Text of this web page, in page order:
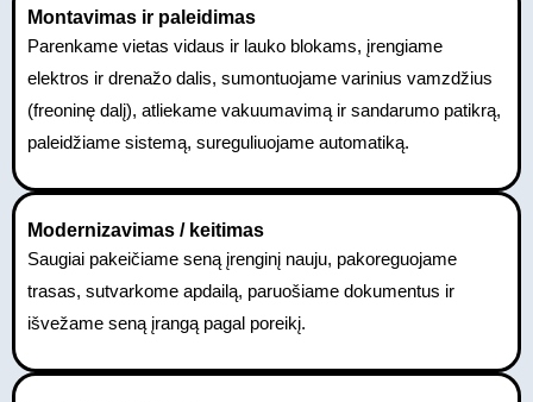
Montavimas ir paleidimas
Parenkame vietas vidaus ir lauko blokams, įrengiame
elektros ir drenažo dalis, sumontuojame varinius vamzdžius
(freoninę dalį), atliekame vakuumavimą ir sandarumo patikrą,
paleidžiame sistemą, sureguliuojame automatiką.
Modernizavimas / keitimas
Saugiai pakeičiame seną įrenginį nauju, pakoreguojame
trasas, sutvarkome apdailą, paruošiame dokumentus ir
išvežame seną įrangą pagal poreikį.